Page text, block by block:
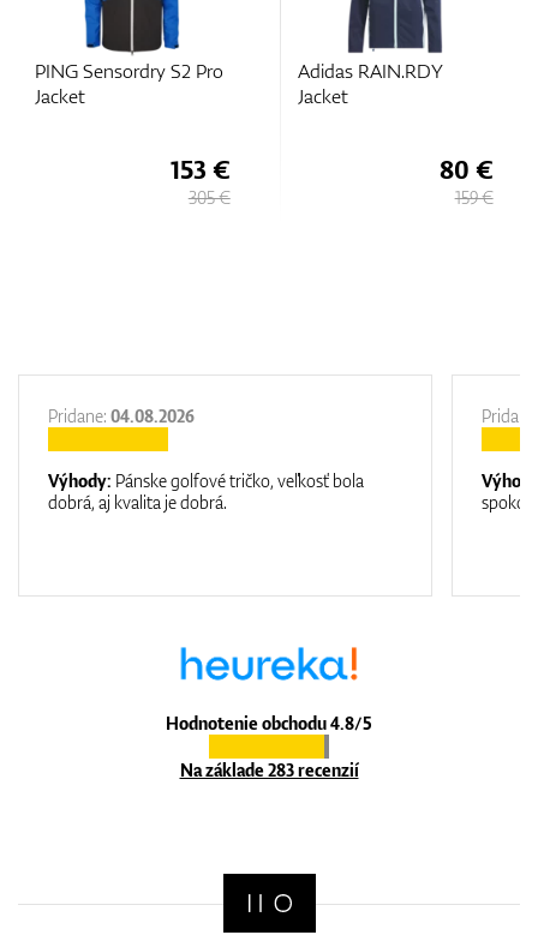
Sensordry S2 Pro
153 €
305 €
Adidas RAIN.RDY
Jacket
80 €
Hodnotenie obchodu 4.8/5
Na základe 283 recenzií
Pridane: 04.08.2026
Výhody: Pánske golfové tričko, veľkosť bola
dobrá, aj kvalita je dobrá.